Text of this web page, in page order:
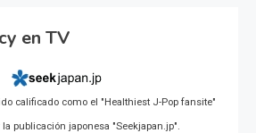
en TV
calificado como el "Healthiest J-Pop fansite"
la publicación japonesa "Seekjapan.jp".